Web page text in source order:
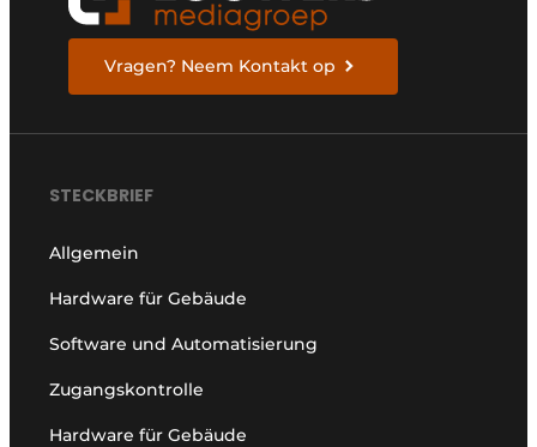
Vragen? Neem Kontakt op
STECKBRIEF
Allgemein
Hardware für Gebäude
Software und Automatisierung
Zugangskontrolle
Hardware für Gebäude